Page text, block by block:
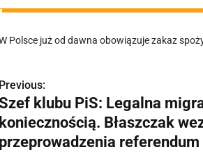
Polsce już od dawna obowiązuje zakaz
N
a
w
Previous:
klubu PiS: Legalna
koniecznością. Błaszczak
przeprowadzenia